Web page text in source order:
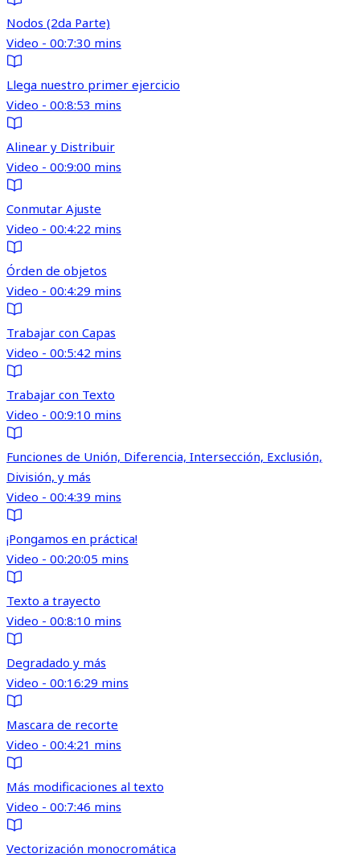
Nodos (2da Parte)
Video - 00:7:30 mins
Llega nuestro primer ejercicio
Video - 00:8:53 mins
Alinear y Distribuir
Video - 00:9:00 mins
Conmutar Ajuste
Video - 00:4:22 mins
Órden de objetos
Video - 00:4:29 mins
Trabajar con Capas
Video - 00:5:42 mins
Trabajar con Texto
Video - 00:9:10 mins
Funciones de Unión, Diferencia, Intersección, Exclusión,
División, y más
Video - 00:4:39 mins
¡Pongamos en práctica!
Video - 00:20:05 mins
Texto a trayecto
Video - 00:8:10 mins
Degradado y más
Video - 00:16:29 mins
Mascara de recorte
Video - 00:4:21 mins
Más modificaciones al texto
Video - 00:7:46 mins
Vectorización monocromática